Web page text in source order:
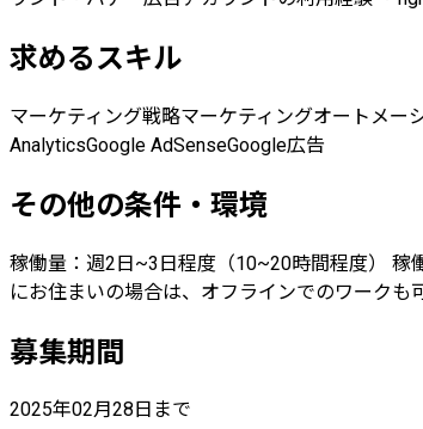
求めるスキル
マーケティング戦略マーケティングオートメー
AnalyticsGoogle AdSenseGoogle広告
その他の条件・環境
稼働量：週2日~3日程度（10~20時間程度）
にお住まいの場合は、オフラインでのワークも
募集期間
2025年02月28日まで